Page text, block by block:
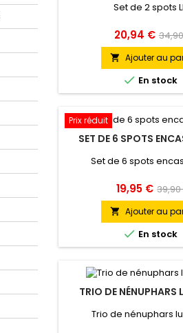
Set de 2 spots
Prix
20,94 € Prix
base
 Ajouter au
 En stock
Prix réduit
SET DE 6 SPOTS
Set de 6 spots
Prix
19,95 € Prix
de
base
 Ajouter au
 En stock
TRIO DE NÉNUPHARS
Trio de nénuphars